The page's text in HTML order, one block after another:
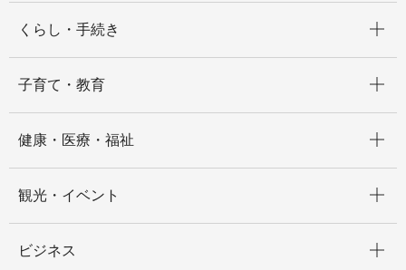
くらし・手続き
子育て・教育
健康・医療・福祉
観光・イベント
ビジネス